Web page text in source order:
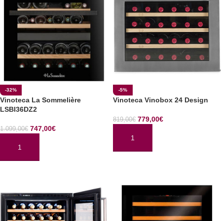
-32%
Vinoteca La Sommelière
LSBI36DZ2
1.099,00€ 747,00€
AÑADIR AL CARRITO
-5%
Vinoteca Vinobox 24 Design
819,00€ 779,00€
AÑADIR AL CARRITO